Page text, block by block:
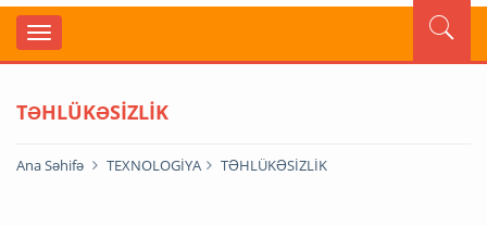
TƏHLÜKƏSİZLİK
Ana Səhifə TEXNOLOGİYA TƏHLÜKƏSİZLİK